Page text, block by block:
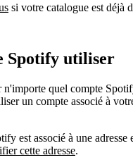
si votre catalogue est déjà
Spotify utiliser
quel compte
un compte associé à
est associé à une adresse
cette adresse.